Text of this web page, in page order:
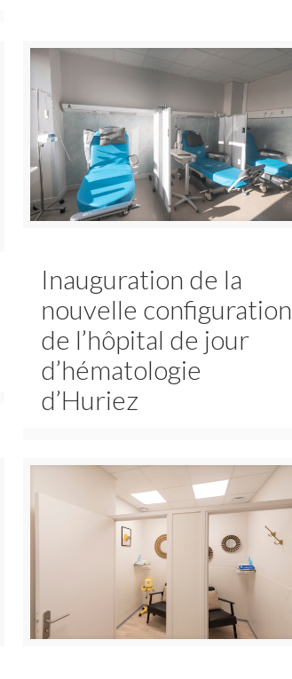
Inauguration de la
nouvelle configuration
de l’hôpital de jour
d’hématologie
d’Huriez